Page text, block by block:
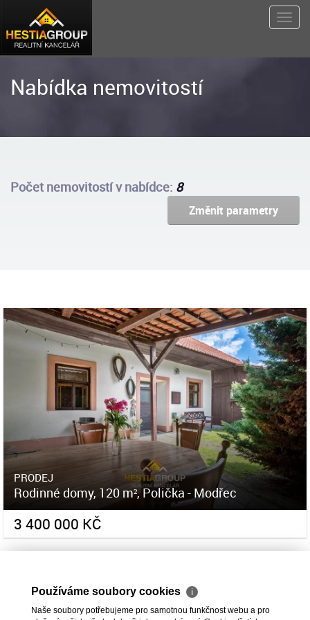
Nabídka nemovitostí
Počet nemovitostí v nabídce: 8
Změnit parametry
PRODEJ
Rodinné domy, 120 m², Polička - Modřec
3 400 000 KČ
Používáme soubory cookies ℹ
Naše soubory potřebujeme pro samotnou funkčnost webu a pro